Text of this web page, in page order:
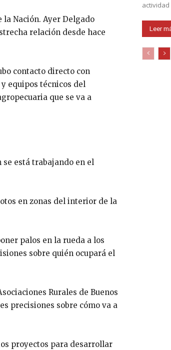
Nación. Ayer Delgado
relación desde hace
contacto directo con
equipos técnicos del
que se va a
está trabajando en el
en zonas del interior de la
palos en la rueda a los
sobre quién ocupará el
Rurales de Buenos
precisiones sobre cómo va a
proyectos para desarrollar
actividad
Leer